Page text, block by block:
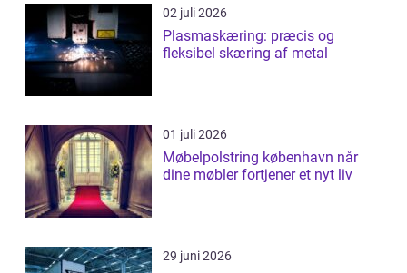
02 juli 2026
Plasmaskæring: præcis og
fleksibel skæring af metal
01 juli 2026
Møbelpolstring københavn når
dine møbler fortjener et nyt liv
29 juni 2026